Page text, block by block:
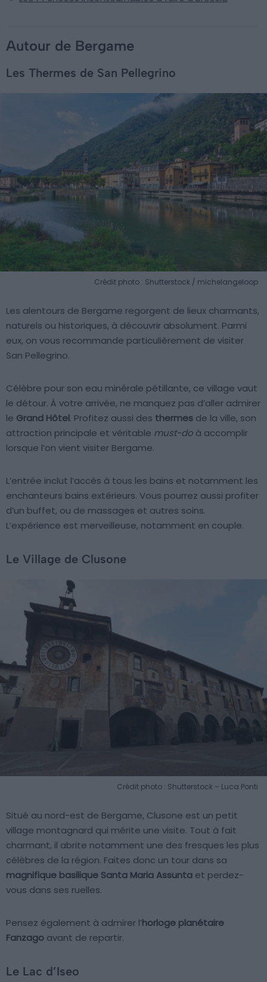
Autour de Bergame
Les Thermes de San Pellegrino
Crédit photo : Shutterstock / michelangeloop
Les alentours de Bergame regorgent de lieux charmants,
naturels ou historiques, à découvrir absolument. Parmi
eux, on vous recommande particulièrement de visiter
San Pellegrino.
Célèbre pour son eau minérale pétillante, ce village vaut
le détour. À votre arrivée, ne manquez pas d’aller admirer
le Grand Hôtel. Profitez aussi des thermes de la ville, son
attraction principale et véritable must-do à accomplir
lorsque l’on vient visiter Bergame.
L’entrée inclut l’accès à tous les bains et notamment les
enchanteurs bains extérieurs. Vous pourrez aussi profiter
d’un buffet, ou de massages et autres soins.
L’expérience est merveilleuse, notamment en couple.
Le Village de Clusone
Crédit photo : Shutterstock – Luca Ponti
Situé au nord-est de Bergame, Clusone est un petit
village montagnard qui mérite une visite. Tout à fait
charmant, il abrite notamment une des fresques les plus
célèbres de la région. Faites donc un tour dans sa
magnifique basilique Santa Maria Assunta et perdez-
vous dans ses ruelles.
Pensez également à admirer l’horloge planétaire
Fanzago avant de repartir.
Le Lac d’Iseo